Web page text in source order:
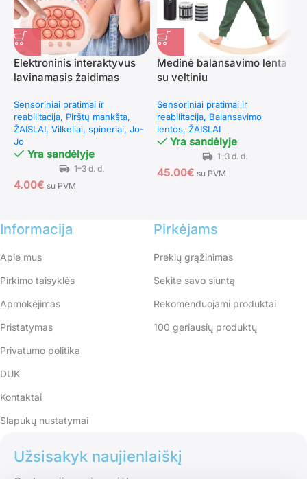
Elektroninis interaktyvus
lavinamasis žaidimas
Sensoriniai pratimai ir
reabilitacija Pirštų mankšta
ŽAISLAI Vilkeliai, spineriai, Jo-
Jo
Yra sandėlyje
4.00€ su PVM
Medinė balansavimo lenta
su veltiniu
Sensoriniai pratimai ir
reabilitacija Balansavimo
lentos ŽAISLAI
Yra sandėlyje
45.00€ su PVM
Informacija
Apie mus
Pirkimo taisyklės
Apmokėjimas
Pristatymas
Privatumo politika
DUK
Kontaktai
Slapukų nustatymai
Pirkėjams
Prekių grąžinimas
Sekite savo siuntą
Rekomenduojami produktai
100 geriausių produktų
Užsisakyk naujienlaiškį